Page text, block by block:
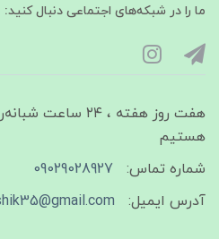
ما را در شبکه‌های اجتماعی دنبال کنید:
هفت روز هفته ، ۲۴
هستیم
شماره تماس:
09029028927
آدرس ایمیل: